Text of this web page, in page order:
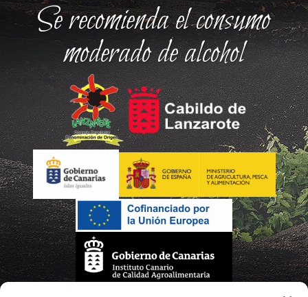
Se recomienda el consumo
moderado de alcohol